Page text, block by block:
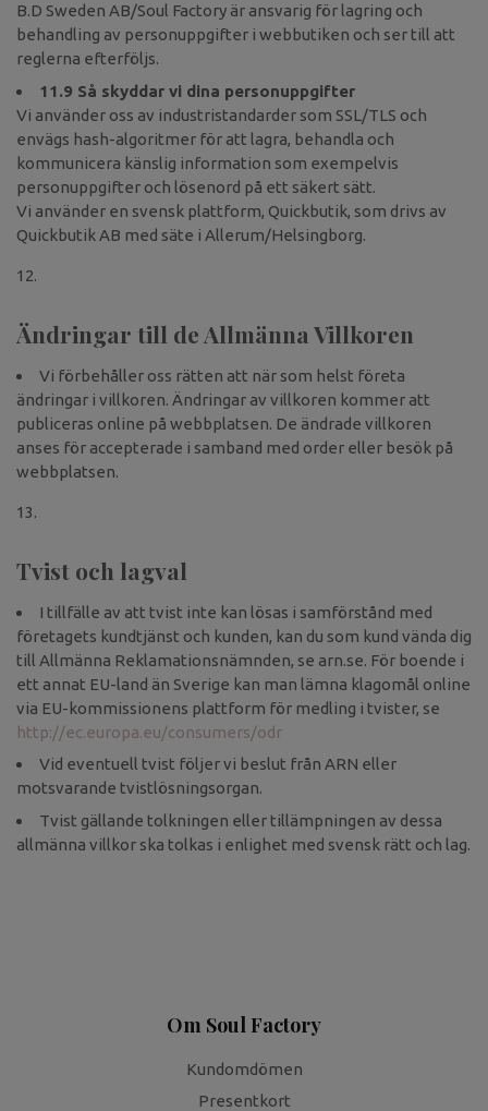
B.D Sweden AB/Soul Factory är ansvarig för lagring och
behandling av personuppgifter i webbutiken och ser till att
reglerna efterföljs.
11.9 Så skyddar vi dina personuppgifter
Vi använder oss av industristandarder som SSL/TLS och
envägs hash-algoritmer för att lagra, behandla och
kommunicera känslig information som exempelvis
personuppgifter och lösenord på ett säkert sätt.
Vi använder en svensk plattform, Quickbutik, som drivs av
Quickbutik AB med säte i Allerum/Helsingborg.
Ändringar till de Allmänna Villkoren
Vi förbehåller oss rätten att när som helst företa
ändringar i villkoren. Ändringar av villkoren kommer att
publiceras online på webbplatsen. De ändrade villkoren
anses för accepterade i samband med order eller besök på
webbplatsen.
Tvist och lagval
I tillfälle av att tvist inte kan lösas i samförstånd med
företagets kundtjänst och kunden, kan du som kund vända dig
till Allmänna Reklamationsnämnden, se arn.se. För boende i
ett annat EU-land än Sverige kan man lämna klagomål online
via EU-kommissionens plattform för medling i tvister, se
http://ec.europa.eu/consumers/odr
Vid eventuell tvist följer vi beslut från ARN eller
motsvarande tvistlösningsorgan.
Tvist gällande tolkningen eller tillämpningen av dessa
allmänna villkor ska tolkas i enlighet med svensk rätt och lag.
Om Soul Factory
Kundomdömen
Presentkort